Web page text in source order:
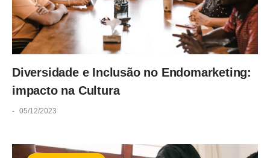
Diversidade e Inclusão no Endomarketing:
impacto na Cultura
- 05/12/2023